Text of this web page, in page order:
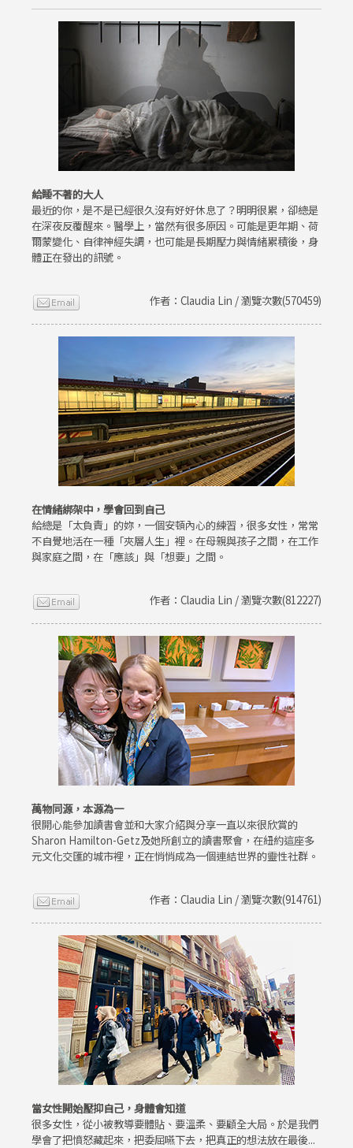
給睡不著的大人
最近的你，是不是已經很久沒有好好休息了？明明很累，卻總是
在深夜反覆醒來。醫學上，當然有很多原因。可能是更年期、荷
爾蒙變化、自律神經失調，也可能是長期壓力與情緒累積後，身
體正在發出的訊號。
作者：Claudia Lin / 瀏覽次數(570459)
在情緒綁架中，學會回到自己
給總是「太負責」的妳，一個安頓內心的練習，很多女性，常常
不自覺地活在一種「夾層人生」裡。在母親與孩子之間，在工作
與家庭之間，在「應該」與「想要」之間。
作者：Claudia Lin / 瀏覽次數(812227)
萬物同源，本源為一
很開心能參加讀書會並和大家介紹與分享一直以來很欣賞的
Sharon Hamilton-Getz及她所創立的讀書聚會，在紐約這座多
元文化交匯的城市裡，正在悄悄成為一個連結世界的靈性社群。
作者：Claudia Lin / 瀏覽次數(914761)
當女性開始壓抑自己，身體會知道
很多女性，從小被教導要體貼、要溫柔、要顧全大局。於是我們
學會了把憤怒藏起來，把委屈嚥下去，把真正的想法放在最後...